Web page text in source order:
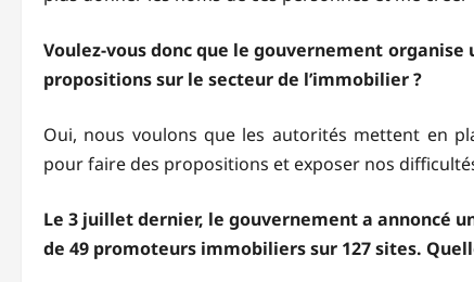
Voulez-vous donc que le gouvernement
propositions sur le secteur de l’immobilier ?
Oui, nous voulons que les autorités mettent en
pour faire des propositions et exposer nos
Le 3 juillet dernier, le gouvernement a annoncé
de 49 promoteurs immobiliers sur 127 sites.